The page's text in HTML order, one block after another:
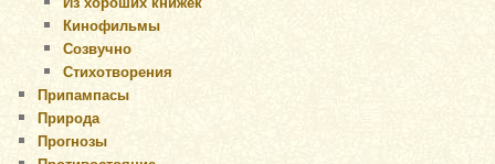
Кинофильмы
Созвучно
Стихотворения
Припампасы
Природа
Прогнозы